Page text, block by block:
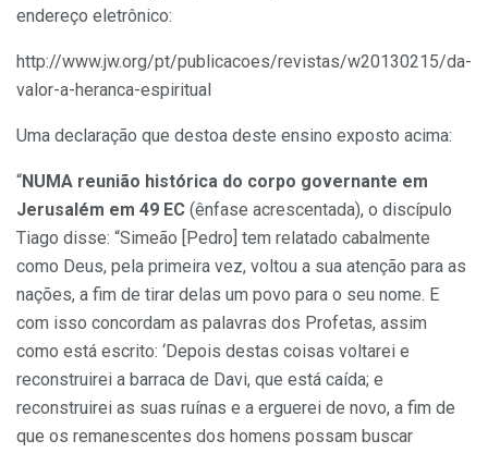
endereço eletrônico:
http://www.jw.org/pt/publicacoes/revistas/w20130215/da-
valor-a-heranca-espiritual
Uma declaração que destoa deste ensino exposto acima:
“NUMA reunião histórica do corpo governante em
Jerusalém em 49 EC (ênfase acrescentada), o discípulo
Tiago disse: “Simeão [Pedro] tem relatado cabalmente
como Deus, pela primeira vez, voltou a sua atenção para as
nações, a fim de tirar delas um povo para o seu nome. E
com isso concordam as palavras dos Profetas, assim
como está escrito: ‘Depois destas coisas voltarei e
reconstruirei a barraca de Davi, que está caída; e
reconstruirei as suas ruínas e a erguerei de novo, a fim de
que os remanescentes dos homens possam buscar